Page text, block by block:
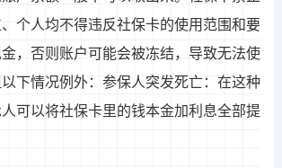
个人均不得违反社保卡的使用范围和要
，否则账户可能会被冻结，导致无法使
下情况例外：参保人突发死亡：在这种
可以将社保卡里的钱本金加利息全部提